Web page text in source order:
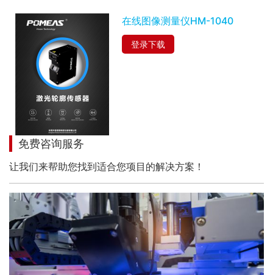
在线图像测量仪HM-1040
登录下载
免费咨询服务
让我们来帮助您找到适合您项目的解决方案！